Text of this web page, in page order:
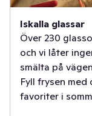
Iskalla glassar
Över 230
och vi låter
smälta på
Fyll frysen med
favoriter i